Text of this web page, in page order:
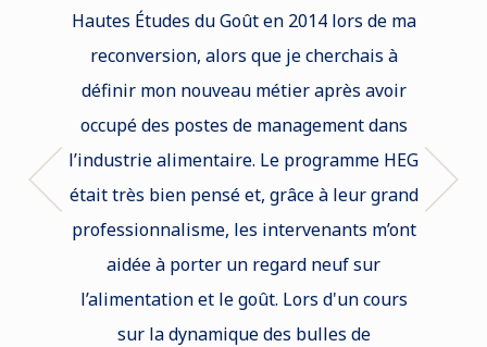
Hautes Études du Goût en 2014 lors de ma
reconversion, alors que je cherchais à
définir mon nouveau métier après avoir
occupé des postes de management dans
l’industrie alimentaire. Le programme HEG
était très bien pensé et, grâce à leur grand
professionnalisme, les intervenants m’ont
aidée à porter un regard neuf sur
l’alimentation et le goût. Lors d'un cours
sur la dynamique des bulles de